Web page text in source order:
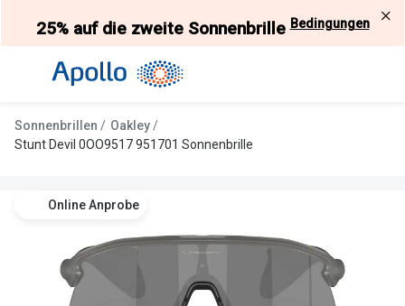
25% auf die zweite Sonnenbrille Bedingungen
Alle Brillen
Herren
Gleitsicht
AI Glasses
Selbsttönende Brillen
Sonnenbrillen
Oakley
Stunt Devil 0OO9517 951701 Sonnenbrille
Online Anprobe